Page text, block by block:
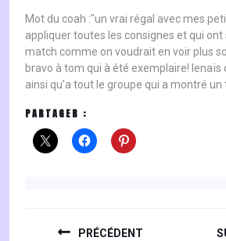
Mot du coah :"un vrai régal avec mes
appliquer toutes les consignes et qui
match comme on voudrait en voir plus
bravo à tom qui à été exemplaire! lenaïs
ainsi qu’a tout le groupe qui a montré
PARTAGER :
PRÉCÉDENT